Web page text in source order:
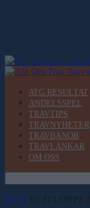
ATG RESULTAT
ANDELSSPEL
TRAVTIPS
TRAVNYHETER
TRAVBANOR
TRAVLÄNKAR
OM OSS
HEM ELITLOPPET